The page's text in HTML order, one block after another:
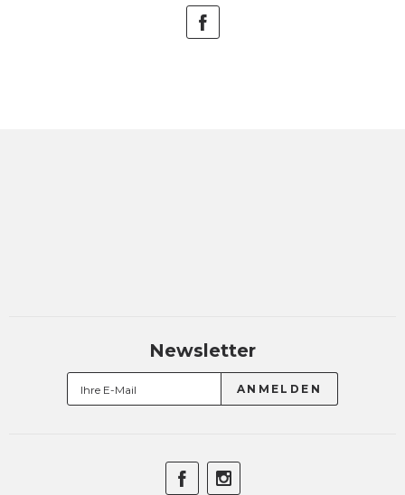
Newsletter